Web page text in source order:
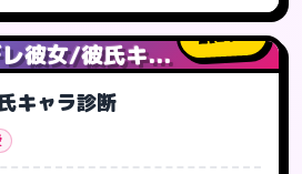
彼女/彼氏キ...
21人
キャラ診断